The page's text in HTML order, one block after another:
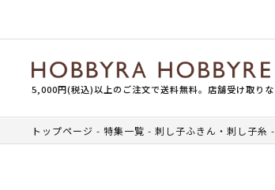
5,000円(税込)以上のご注文で送料無料。店舗受け取りな
トップページ 特集一覧 刺し子ふきん・刺し子糸